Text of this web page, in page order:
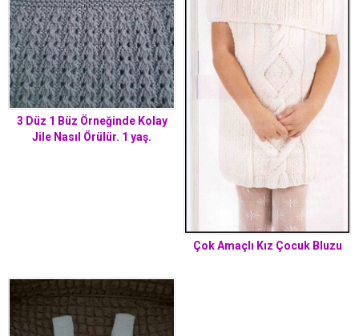
3 Düz 1 Büz Örneğinde Kolay
Jile Nasıl Örülür. 1 yaş.
Çok Amaçlı Kız Çocuk Bluzu